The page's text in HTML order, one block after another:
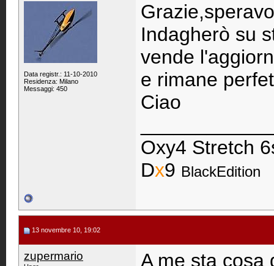
Data registr.: 11-10-2010
Residenza: Milano
Messaggi: 450
Indagherò su
vende
e rimane
Ciao
Oxy4 Stretch
Dx9 BlackEdition
13 novembre 10, 19:02
zupermario A me sta